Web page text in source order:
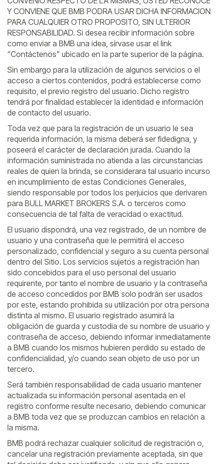
Y CONVIENE QUE BMB PODRA USAR DICHA INFORMACION
PARA CUALQUIER OTRO PROPOSITO, SIN ULTERIOR
RESPONSABILIDAD. Si desea recibir información sobre
como enviar a BMB una idea, sírvase usar el link
“Contáctenos” ubicado en la parte superior de la página.
Sin embargo para la utilización de algunos servicios o el
acceso a ciertos contenidos, podrá establecerse como
requisito, el previo registro del usuario. Dicho registro
tendrá por finalidad establecer la identidad e información
de contacto del usuario.
Toda vez que para la registración de un usuario le sea
requerida información, la misma deberá ser fidedigna, y
poseerá el carácter de declaración jurada. Cuando la
información suministrada no atienda a las circunstancias
reales de quien la brinda, se considerara tal usuario incurso
en incumplimiento de estas Condiciones Generales,
siendo responsable por todos los perjuicios que derivaren
para BULL MARKET BROKERS S.A. o terceros como
consecuencia de tal falta de veracidad o exactitud.
El usuario dispondrá, una vez registrado, de un nombre de
usuario y una contraseña que le permitirá el acceso
personalizado, confidencial y seguro a su cuenta personal
dentro del Sitio. Los servicios sujetos a registración han
sido concebidos para el uso personal del usuario
requirente, por tanto el nombre de usuario y la contraseña
de acceso concedidos por BMB solo podrán ser usados
por este, estando prohibida su utilización por otra persona
distinta al mismo. El usuario registrado asumirá la
obligación de guarda y custodia de su nombre de usuario y
contraseña de acceso, debiendo informar inmediatamente
a BMB cuando los mismos hubieren perdido su estado de
confidencialidad, y/o cuando sean objeto de uso por un
tercero.
Será también responsabilidad de cada usuario mantener
actualizada su información personal asentada en el
registro conforme resulte necesario, debiendo comunicar
a BMB toda vez que se produzcan cambios en relación a
la misma.
BMB podrá rechazar cualquier solicitud de registración o,
cancelar una registración previamente aceptada, sin que